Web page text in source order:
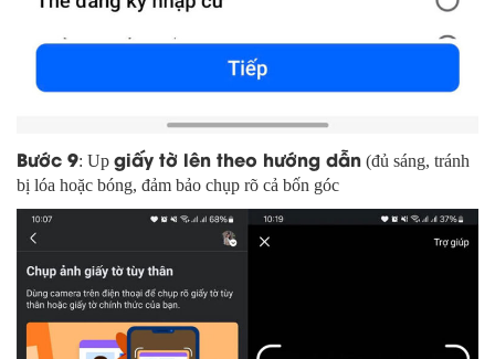
Bước 9: Up giấy tờ lên theo hướng dẫn (đủ sáng, tránh
bị lóa hoặc bóng, đảm bảo chụp rõ cả bốn góc